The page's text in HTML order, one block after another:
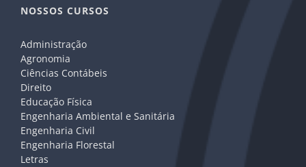
NOSSOS CURSOS
Administração
Agronomia
Ciências Contábeis
Direito
Educação Física
Engenharia Ambiental e Sanitária
Engenharia Civil
Engenharia Florestal
Letras